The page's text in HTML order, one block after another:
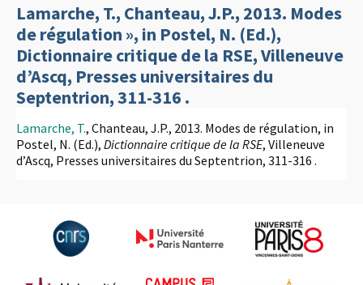
Lamarche, T., Chanteau, J.P., 2013. Modes
de régulation », in Postel, N. (Ed.),
Dictionnaire critique de la RSE, Villeneuve
d’Ascq, Presses universitaires du
Septentrion, 311-316 .
Lamarche, T., Chanteau, J.P., 2013. Modes de régulation, in
Postel, N. (Ed.), Dictionnaire critique de la RSE, Villeneuve
d’Ascq, Presses universitaires du Septentrion, 311-316 .